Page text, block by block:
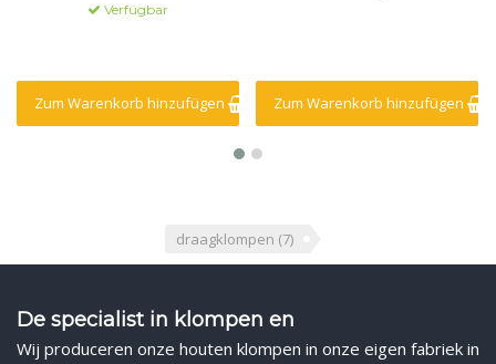
Verfügbar
Zum Warenkorb hinzufügen Zum Warenkorb hinzufügen
draagklompen (7)
De specialist in klompen en
Wij produceren onze houten klompen in onze eigen fabriek in